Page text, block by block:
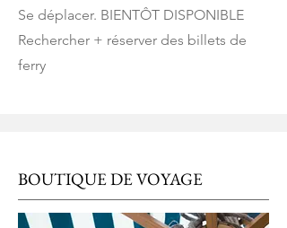
Se déplacer. BIENTÔT DISPONIBLE
Rechercher + réserver des billets de
ferry
BOUTIQUE DE VOYAGE